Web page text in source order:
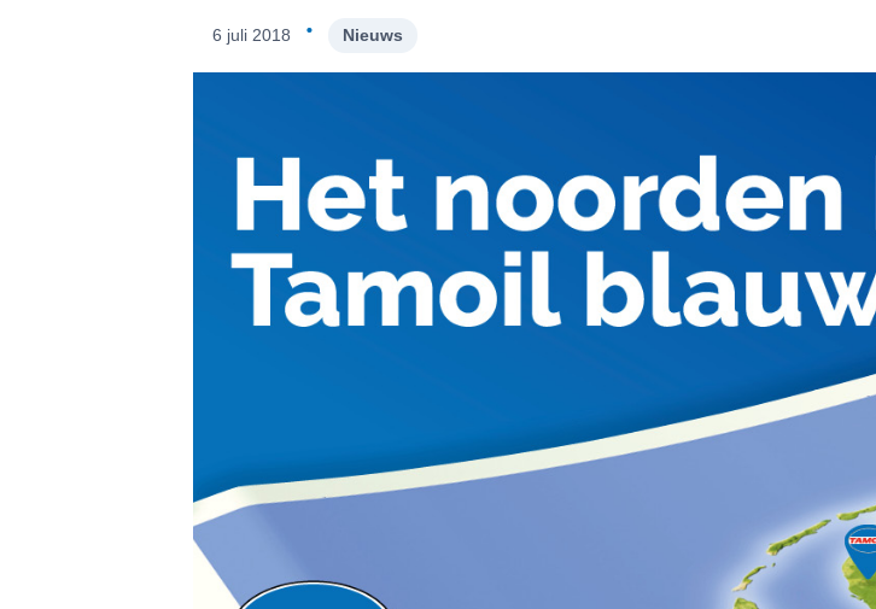
6 juli 2018 · Nieuws